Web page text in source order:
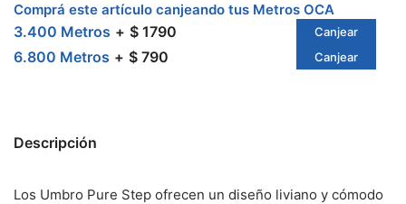
Comprá este artículo canjeando tus Metros OCA
3.400 Metros $ 1790 Canjear
6.800 Metros $ 790 Canjear
Descripción
Los Umbro Pure Step ofrecen un diseño liviano y cómodo